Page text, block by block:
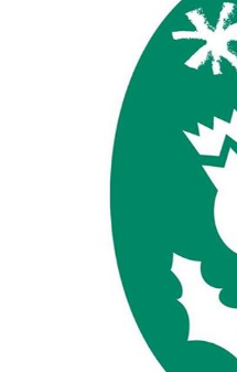
THE RACONTEURS